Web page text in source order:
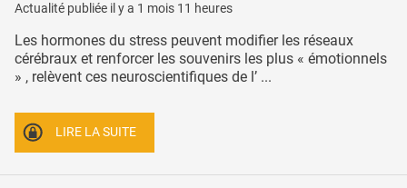
Actualité publiée il y a 1 mois 11 heures
Les hormones du stress peuvent modifier les réseaux
cérébraux et renforcer les souvenirs les plus « émotionnels
» , relèvent ces neuroscientifiques de l’ ...
LIRE LA SUITE